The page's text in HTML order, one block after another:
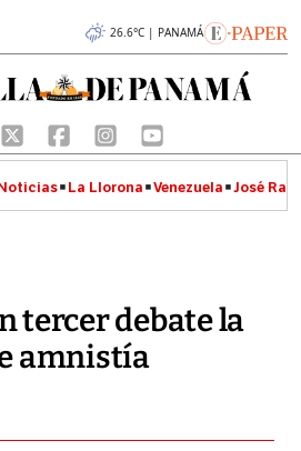
26.6°C | PANAMÁ
La Llorona Venezuela José
tercer debate la
amnistía